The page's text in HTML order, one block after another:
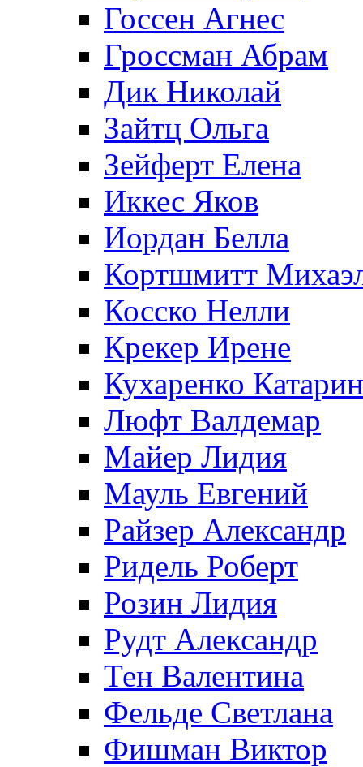
Госсен Агнес
Гроссман Абрам
Дик Николай
Зайтц Ольга
Зейферт Елена
Иккес Яков
Иордан Белла
Кортшмитт
Косско Нелли
Крекер Ирене
Кухаренко
Люфт Валдемaр
Майер Лидия
Мауль Евгений
Райзер Александр
Ридель Роберт
Розин Лидия
Рудт Александр
Тен Валентина
Фельде Светлана
Фишман Виктор